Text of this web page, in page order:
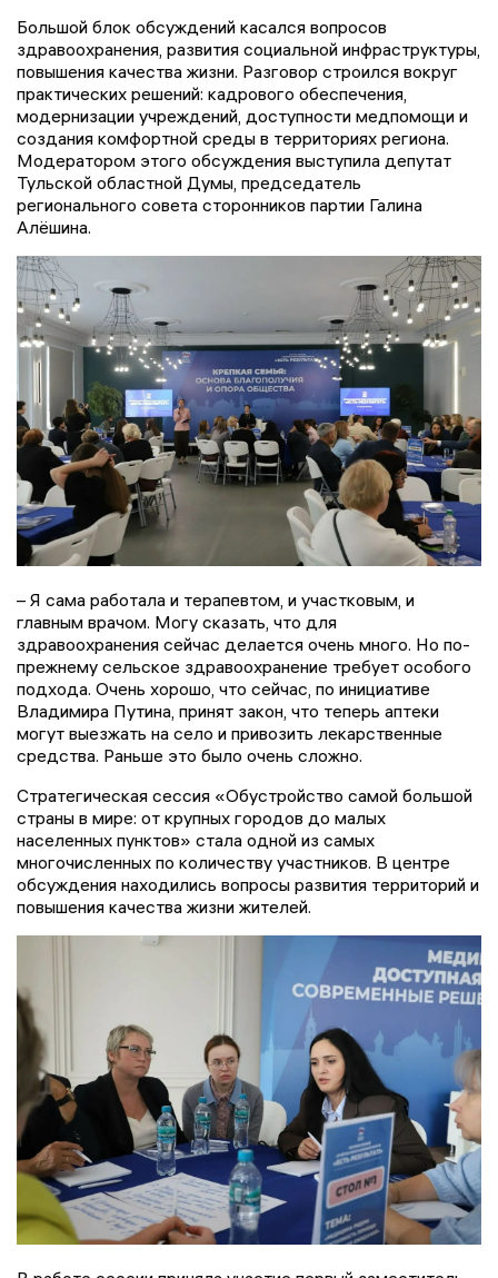
Большой блок обсуждений касался вопросов
здравоохранения, развития социальной инфраструктуры,
повышения качества жизни. Разговор строился вокруг
практических решений: кадрового обеспечения,
модернизации учреждений, доступности медпомощи и
создания комфортной среды в территориях региона.
Модератором этого обсуждения выступила депутат
Тульской областной Думы, председатель
регионального совета сторонников партии Галина
Алёшина.
– Я сама работала и терапевтом, и участковым, и
главным врачом. Могу сказать, что для
здравоохранения сейчас делается очень много. Но по-
прежнему сельское здравоохранение требует особого
подхода. Очень хорошо, что сейчас, по инициативе
Владимира Путина, принят закон, что теперь аптеки
могут выезжать на село и привозить лекарственные
средства. Раньше это было очень сложно.
Стратегическая сессия «Обустройство самой большой
страны в мире: от крупных городов до малых
населенных пунктов» стала одной из самых
многочисленных по количеству участников. В центре
обсуждения находились вопросы развития территорий и
повышения качества жизни жителей.